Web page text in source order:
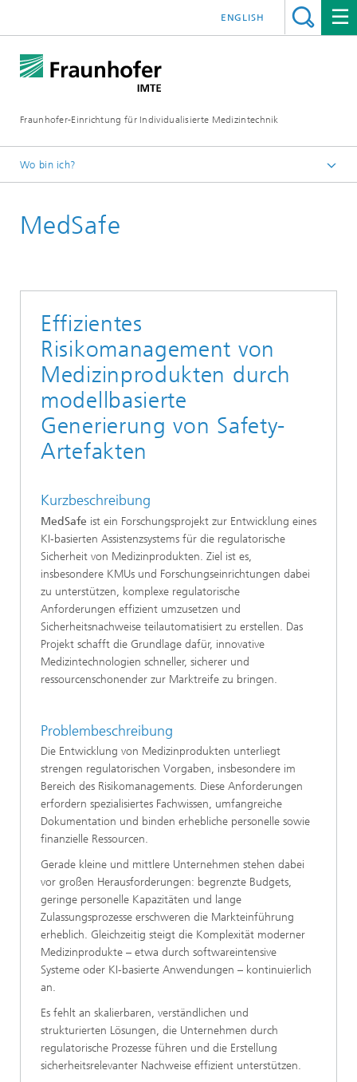
Fraunhofer-Einrichtung für Individualisierte Medizintechnik
ENGLISH
Wo bin ich?
Kompetenzen & Lösungen
MedSafe
Effizientes
Risikomanagement von
Medizinprodukten durch
modellbasierte
Generierung von Safety-
Artefakten
Kurzbeschreibung
MedSafe ist ein Forschungsprojekt zur Entwicklung eines
KI-basierten Assistenzsystems für die regulatorische
Sicherheit von Medizinprodukten. Ziel ist es,
insbesondere KMUs und Forschungseinrichtungen dabei
zu unterstützen, komplexe regulatorische
Anforderungen effizient umzusetzen und
Sicherheitsnachweise teilautomatisiert zu erstellen. Das
Projekt schafft die Grundlage dafür, innovative
Medizintechnologien schneller, sicherer und
ressourcenschonender zur Marktreife zu bringen.
Problembeschreibung
Die Entwicklung von Medizinprodukten unterliegt
strengen regulatorischen Vorgaben, insbesondere im
Bereich des Risikomanagements. Diese Anforderungen
erfordern spezialisiertes Fachwissen, umfangreiche
Dokumentation und binden erhebliche personelle sowie
finanzielle Ressourcen.
Gerade kleine und mittlere Unternehmen stehen dabei
vor großen Herausforderungen: begrenzte Budgets,
geringe personelle Kapazitäten und lange
Zulassungsprozesse erschweren die Markteinführung
erheblich. Gleichzeitig steigt die Komplexität moderner
Medizinprodukte – etwa durch softwareintensive
Systeme oder KI-basierte Anwendungen – kontinuierlich
an.
Es fehlt an skalierbaren, verständlichen und
strukturierten Lösungen, die Unternehmen durch
regulatorische Prozesse führen und die Erstellung
sicherheitsrelevanter Nachweise effizient unterstützen.